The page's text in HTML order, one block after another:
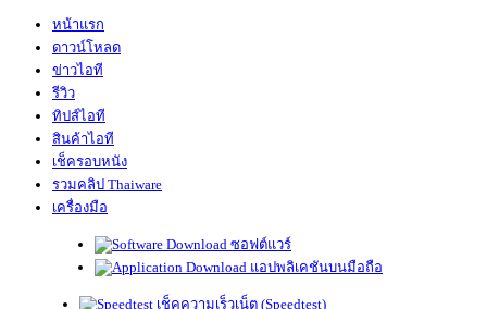
หน้าแรก
ดาวน์โหลด
ข่าวไอที
รีวิว
ทิปส์ไอที
สินค้าไอที
เช็ครอบหนัง
รวมคลิป Thaiware
เครื่องมือ
ซอฟต์แวร์
แอปพลิเคชันบนมือถือ
เช็คความเร็วเน็ต (Speedtest)